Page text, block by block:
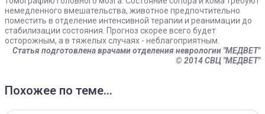
немедленного вмешательства, животное предпочтительно
поместить в отделение интенсивной терапии и реанимации до
стабилизации состояния. Прогноз скорее всего будет
осторожным, а в тяжелых случаях - неблагоприятным.
Статья подготовлена врачами отделения неврологии "МЕДВЕТ"
© 2014 СВЦ "МЕДВЕТ"
Похожее по теме...